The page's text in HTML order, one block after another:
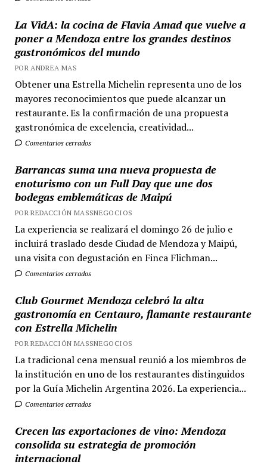
La VidA: la cocina de Flavia Amad que vuelve a
poner a Mendoza entre los grandes destinos
gastronómicos del mundo
POR ANDREA MAS
Obtener una Estrella Michelin representa uno de los
mayores reconocimientos que puede alcanzar un
restaurante. Es la confirmación de una propuesta
gastronómica de excelencia, creatividad...
Comentarios cerrados
Barrancas suma una nueva propuesta de
enoturismo con un Full Day que une dos
bodegas emblemáticas de Maipú
POR REDACCIÓN MASSNEGOCIOS
La experiencia se realizará el domingo 26 de julio e
incluirá traslado desde Ciudad de Mendoza y Maipú,
una visita con degustación en Finca Flichman...
Comentarios cerrados
Club Gourmet Mendoza celebró la alta
gastronomía en Centauro, flamante restaurante
con Estrella Michelin
POR REDACCIÓN MASSNEGOCIOS
La tradicional cena mensual reunió a los miembros de
la institución en uno de los restaurantes distinguidos
por la Guía Michelin Argentina 2026. La experiencia...
Comentarios cerrados
Crecen las exportaciones de vino: Mendoza
consolida su estrategia de promoción
internacional